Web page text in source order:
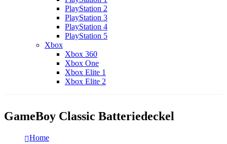
PlayStation 2
PlayStation 3
PlayStation 4
PlayStation 5
Xbox
Xbox 360
Xbox One
Xbox Elite 1
Xbox Elite 2
GameBoy Classic Batteriedeckel
Home